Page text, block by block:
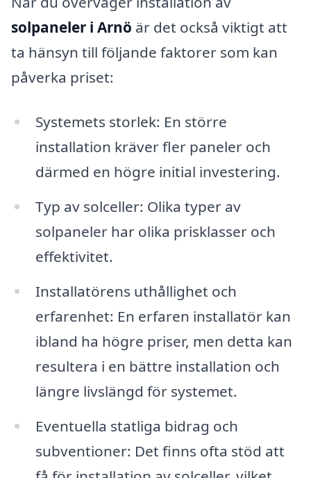
solpaneler i Arnö är det också viktigt att
ta hänsyn till följande faktorer som kan
påverka priset:
Systemets storlek: En större
installation kräver fler paneler och
därmed en högre initial investering.
Typ av solceller: Olika typer av
solpaneler har olika prisklasser och
effektivitet.
Installatörens uthållighet och
erfarenhet: En erfaren installatör kan
ibland ha högre priser, men detta kan
resultera i en bättre installation och
längre livslängd för systemet.
Eventuella statliga bidrag och
subventioner: Det finns ofta stöd att